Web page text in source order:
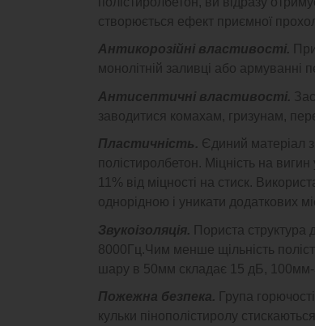
створюється ефект приємної
Антикорозійні властивості.
монолітній заливці або армуванні
Антисептичні властивості.
заводитися комахам, гризунам,
Пластичність. Єдиний матеріал
полістиролбетон. Міцність на
11% від міцності на стиск.
однорідною і уникати додаткових
Звукоізоляція. Пориста структура
8000Гц.Чим менше щільність
шару в 50мм складає 15 дБ, 100мм-
Пожежна безпека. Група
кульки пінополістиролу